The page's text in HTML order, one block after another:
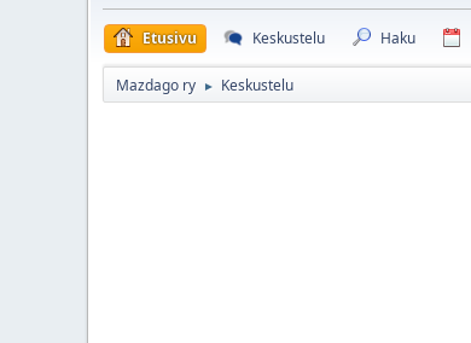
Etusivu Keskustelu Haku
Mazdago ry ► Keskustelu